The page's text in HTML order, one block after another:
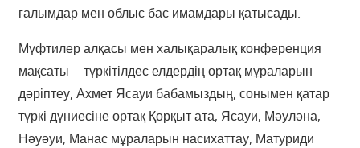
ғалымдар мен облыс бас имамдары қатысады.
Мүфтилер алқасы мен халықаралық конференция
мақсаты – түркітілдес елдердің ортақ мұраларын
дәріптеу, Ахмет Ясауи бабамыздың, сонымен қатар
түркі дүниесіне ортақ Қорқыт ата, Ясауи, Мәуләна,
Нәуәуи, Манас мұраларын насихаттау, Матуриди